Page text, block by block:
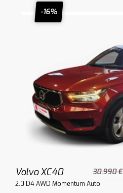
-16%
Volvo XC40 30.990 €
2.0 D4 AWD Momentum Auto